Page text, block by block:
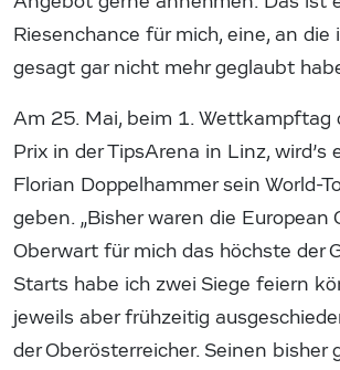
Riesenchance für mich, eine, an die
gesagt gar nicht mehr geglaubt
Am 25. Mai, beim 1. Wettkampftag
Prix in der TipsArena in Linz, wird’s
Florian Doppelhammer sein World-
geben. „Bisher waren die European
Oberwart für mich das höchste der
Starts habe ich zwei Siege feiern
jeweils aber frühzeitig
der Oberösterreicher. Seinen bisher